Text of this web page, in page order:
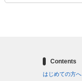
Contents
はじめての方へ